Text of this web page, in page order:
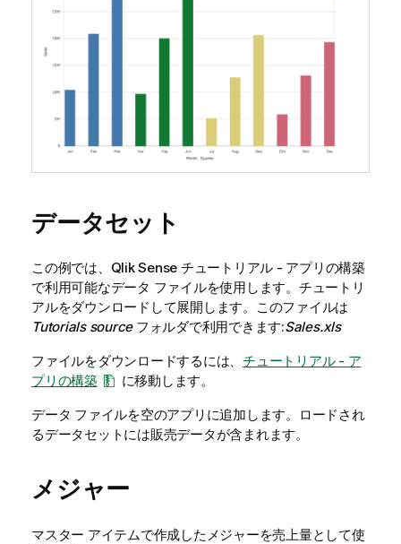
データセット
この例では、 Qlik Sense チュートリアル - アプリの構築
で利用可能なデータ ファイルを使用します。チュートリ
アルをダウンロードして展開します。このファイルは
Tutorials sourceフォルダで利用できます:Sales.xls
ファイルをダウンロードするには、 チュートリアル - ア
プリの構築
に移動します。
データ ファイルを空のアプリに追加します。ロードされ
るデータセットには販売データが含まれます。
メジャー
マスター アイテムで作成したメジャーを売上量として使